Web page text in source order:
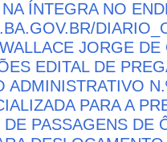
ÍNTEGRA NO
JORGE
EDITAL DE
ADMINISTRATIVO
PARA A
PASSAGENS DE